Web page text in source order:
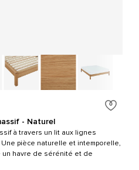
- Naturel
à travers un lit aux lignes
pièce naturelle et intemporelle,
un havre de sérénité et de